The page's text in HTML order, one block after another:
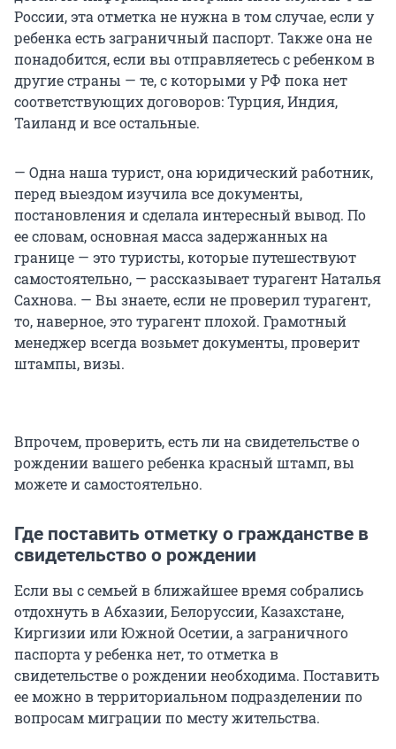
России, эта отметка не нужна в том случае, если у
ребенка есть заграничный паспорт. Также она не
понадобится, если вы отправляетесь с ребенком в
другие страны — те, с которыми у РФ пока нет
соответствующих договоров: Турция, Индия,
Таиланд и все остальные.
— Одна наша турист, она юридический работник,
перед выездом изучила все документы,
постановления и сделала интересный вывод. По
ее словам, основная масса задержанных на
границе — это туристы, которые путешествуют
самостоятельно, — рассказывает турагент Наталья
Сахнова. — Вы знаете, если не проверил турагент,
то, наверное, это турагент плохой. Грамотный
менеджер всегда возьмет документы, проверит
штампы, визы.
Впрочем, проверить, есть ли на свидетельстве о
рождении вашего ребенка красный штамп, вы
можете и самостоятельно.
Где поставить отметку о гражданстве в
свидетельство о рождении
Если вы с семьей в ближайшее время собрались
отдохнуть в Абхазии, Белоруссии, Казахстане,
Киргизии или Южной Осетии, а заграничного
паспорта у ребенка нет, то отметка в
свидетельстве о рождении необходима. Поставить
ее можно в территориальном подразделении по
вопросам миграции по месту жительства.